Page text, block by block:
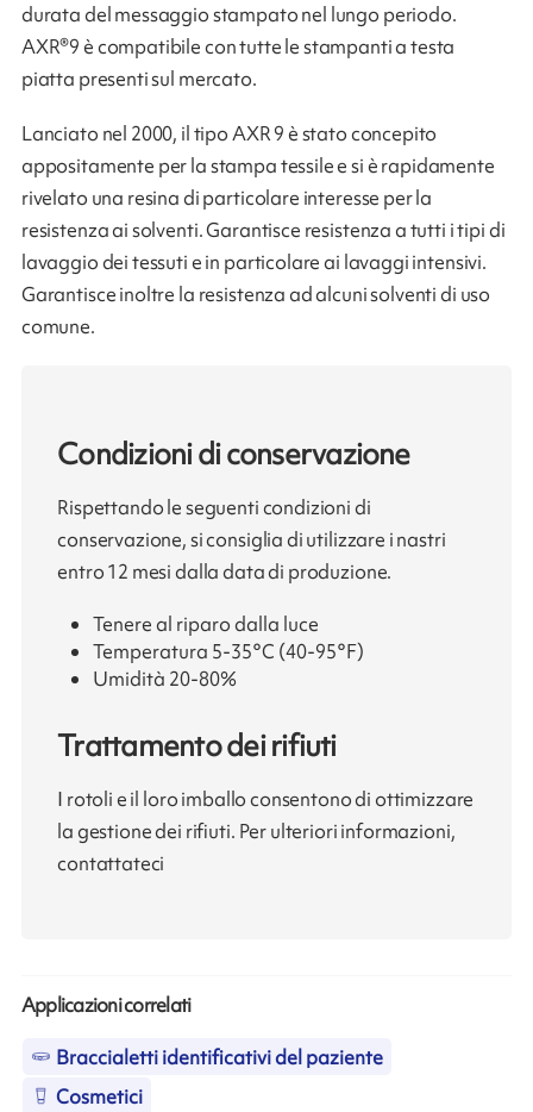
durata del messaggio stampato nel lungo periodo.
AXR®9 è compatibile con tutte le stampanti a testa
piatta presenti sul mercato.
Lanciato nel 2000, il tipo AXR 9 è stato concepito
appositamente per la stampa tessile e si è rapidamente
rivelato una resina di particolare interesse per la
resistenza ai solventi. Garantisce resistenza a tutti i tipi di
lavaggio dei tessuti e in particolare ai lavaggi intensivi.
Garantisce inoltre la resistenza ad alcuni solventi di uso
comune.
Condizioni di conservazione
Rispettando le seguenti condizioni di
conservazione, si consiglia di utilizzare i nastri
entro 12 mesi dalla data di produzione.
Tenere al riparo dalla luce
Temperatura 5-35°C (40-95°F)
Umidità 20-80%
Trattamento dei rifiuti
I rotoli e il loro imballo consentono di ottimizzare
la gestione dei rifiuti. Per ulteriori informazioni,
contattateci
Applicazioni correlati
Braccialetti identificativi del paziente
Cosmetici